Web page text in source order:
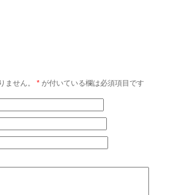
ません。 *が付いている欄は必須項目です